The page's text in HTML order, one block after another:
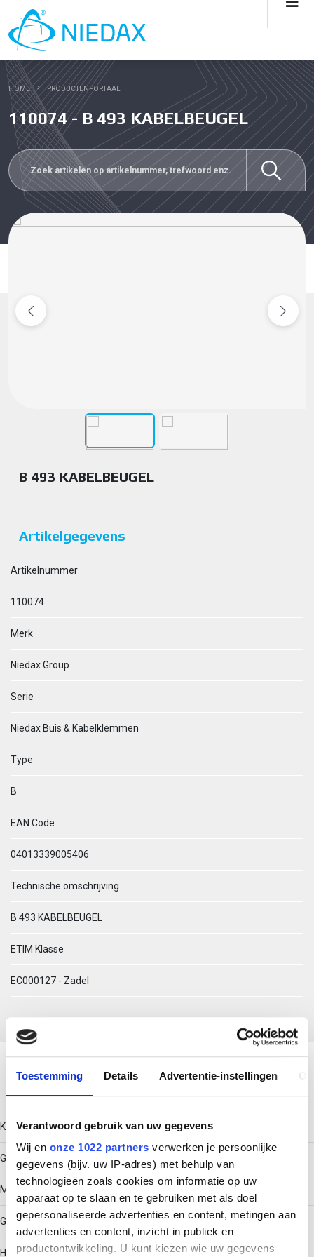
Toestemming Details Advertentie-instellingen
Verantwoord gebruik van uw gegevens
Wij en onze 1022 partners verwerken je persoonlijke
gegevens (bijv. uw IP-adres) met behulp van
technologieën zoals cookies om informatie op uw
apparaat op te slaan en te gebruiken met als doel
gepersonaliseerde advertenties en content, metingen aan
advertenties en content, inzicht in publiek en
productontwikkeling. U kunt kiezen wie uw gegevens
HOME PRODUCTENPORTAAL
110074 - B 493 KABELBEUGEL
B 493 KABELBEUGEL
Artikelgegevens
Artikelnummer
110074
Merk
Niedax Group
Serie
Niedax Buis & Kabelklemmen
Type
B
EAN Code
04013339005406
Technische omschrijving
B 493 KABELBEUGEL
ETIM Klasse
EC000127 - Zadel
Download productsheet
Technische gegevens
Kleur
Grijs
Model
Gesloten
Halogeenvrij